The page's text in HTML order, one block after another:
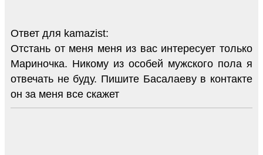
Ответ для kamazist:
Отстань от меня меня из вас интересует только
Мариночка. Никому из особей мужского пола я
отвечать не буду. Пишите Басалаеву в контакте
он за меня все скажет